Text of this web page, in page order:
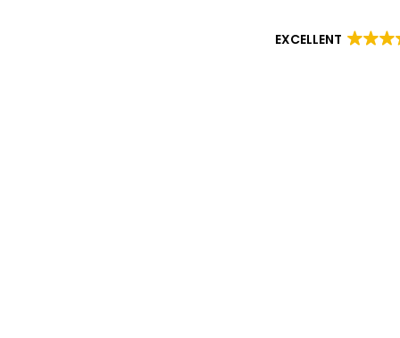
EXCELLENT